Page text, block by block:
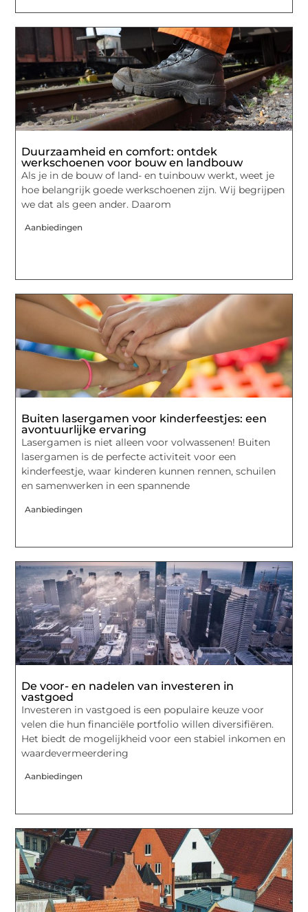
Duurzaamheid en comfort: ontdek
werkschoenen voor bouw en landbouw
Als je in de bouw of land- en tuinbouw werkt, weet je
hoe belangrijk goede werkschoenen zijn. Wij begrijpen
we dat als geen ander. Daarom
Aanbiedingen
Buiten lasergamen voor kinderfeestjes: een
avontuurlijke ervaring
Lasergamen is niet alleen voor volwassenen! Buiten
lasergamen is de perfecte activiteit voor een
kinderfeestje, waar kinderen kunnen rennen, schuilen
en samenwerken in een spannende
Aanbiedingen
De voor- en nadelen van investeren in
vastgoed
Investeren in vastgoed is een populaire keuze voor
velen die hun financiële portfolio willen diversifiëren.
Het biedt de mogelijkheid voor een stabiel inkomen en
waardevermeerdering
Aanbiedingen